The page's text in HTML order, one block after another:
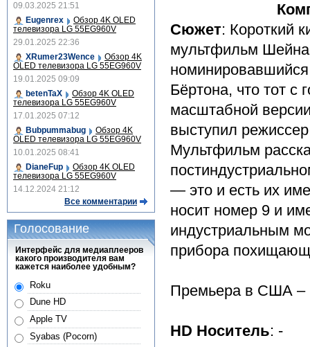
Сюжет: Короткий
мультфильм
номинировавшийся
Бёртона, что тот с
масштабной
выступил
Мультфильм
— это и есть их
носит номер 9 и
индустриальным
прибора
Премьера в США –
HD Носитель: -
09.03.2025 21:51
Eugenrex
Обзор 4K OLED
телевизора LG 55EG960V
29.01.2025 22:36
XRumer23Wence
Обзор 4K
OLED телевизора LG 55EG960V
19.01.2025 09:09
betenTaX
Обзор 4K OLED
телевизора LG 55EG960V
17.01.2025 07:12
Bubpummabug
Обзор 4K
OLED телевизора LG 55EG960V
10.01.2025 08:41
DianeFup
Обзор 4K OLED
телевизора LG 55EG960V
14.12.2024 21:12
Все комментарии
Голосование
Интерфейс для медиаплееров
какого производителя вам
кажется наиболее удобным?
Roku
Dune HD
Apple TV
Syabas (Pocorn)